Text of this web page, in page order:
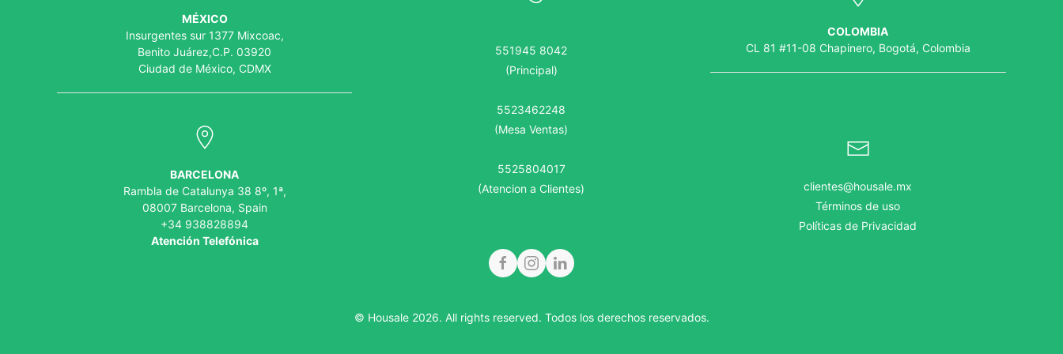
MÉXICO
Insurgentes sur 1377 Mixcoac,
Benito Juárez,C.P. 03920
Ciudad de México, CDMX
BARCELONA
Rambla de Catalunya 38 8º, 1ª,
08007 Barcelona, Spain
+34 938828894
Atención Telefónica
551945 8042
(Principal)
5523462248
(Mesa Ventas)
5525804017
(Atencion a Clientes)
COLOMBIA
CL 81 #11-08 Chapinero, Bogotá, Colombia
clientes@housale.mx
Términos de uso
Políticas de Privacidad
© Housale 2026. All rights reserved. Todos los derechos reservados.